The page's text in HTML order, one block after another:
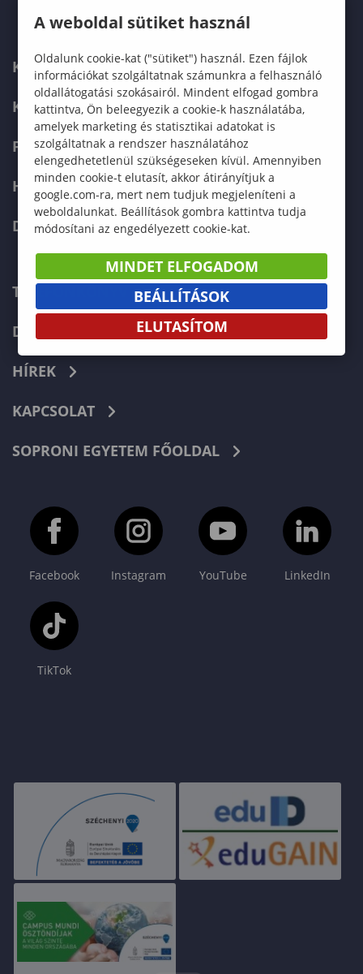
KARUNK
KÉPZÉSEK
FELVÉTELIZŐKNEK
HALLGATÓKNAK
DOKTORI ISKOLA
TELEFONKÖNYV
DOKUMENTUMOK
HÍREK
KAPCSOLAT
SOPRONI EGYETEM FŐOLDAL
Facebook Instagram YouTube LinkedIn
TikTok
A weboldal sütiket használ
Oldalunk cookie-kat ("sütiket") használ. Ezen fájlok
információkat szolgáltatnak számunkra a felhasználó
oldallátogatási szokásairól. Mindent elfogad gombra
kattintva, Ön beleegyezik a cookie-k használatába,
amelyek marketing és statisztikai adatokat is
szolgáltatnak a rendszer használatához
elengedhetetlenül szükségeseken kívül. Amennyiben
minden cookie-t elutasít, akkor átirányítjuk a
google.com-ra, mert nem tudjuk megjeleníteni a
weboldalunkat. Beállítások gombra kattintva tudja
módosítani az engedélyezett cookie-kat.
MINDET ELFOGADOM
BEÁLLÍTÁSOK
ELUTASÍTOM